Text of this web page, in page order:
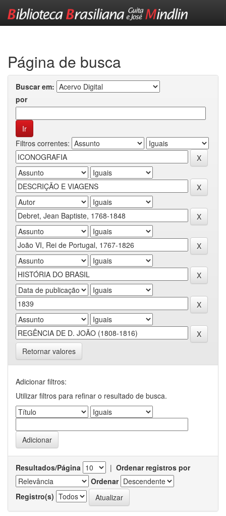
Página de busca
Buscar em:
por
Filtros correntes:
Retornar valores
Adicionar filtros:
Utilizar filtros para refinar o resultado de busca.
Resultados/Página | Ordenar registros por
Ordenar
Registro(s)